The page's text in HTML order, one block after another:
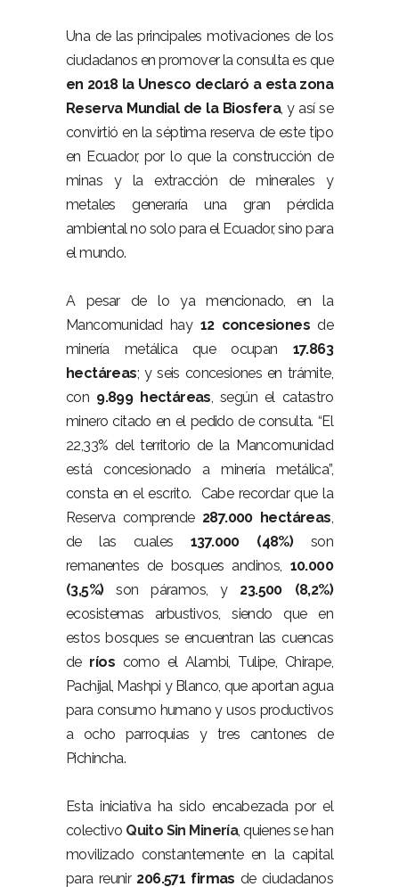
Una de las principales motivaciones de los
ciudadanos en promover la consulta es que
en 2018 la Unesco declaró a esta zona
Reserva Mundial de la Biosfera, y así se
convirtió en la séptima reserva de este tipo
en Ecuador, por lo que la construcción de
minas y la extracción de minerales y
metales generaría una gran pérdida
ambiental no solo para el Ecuador, sino para
el mundo.
A pesar de lo ya mencionado, en la
Mancomunidad hay 12 concesionesde
minería metálica que ocupan 17.863
hectáreas; y seis concesiones en trámite,
con 9.899 hectáreas, según el catastro
minero citado en el pedido de consulta. “El
22,33% del territorio de la Mancomunidad
está concesionado a minería metálica”,
consta en el escrito. Cabe recordar que la
Reserva comprende 287.000 hectáreas,
de las cuales 137.000 (48%)son
remanentes de bosques andinos, 10.000
(3,5%)son páramos, y 23.500 (8,2%)
ecosistemas arbustivos, siendo que en
estos bosques se encuentran las cuencas
de ríoscomo el Alambi, Tulipe, Chirape,
Pachijal, Mashpi y Blanco, que aportan agua
para consumo humano y usos productivos
a ocho parroquias y tres cantones de
Pichincha.
Esta iniciativa ha sido encabezada por el
colectivo Quito Sin Minería, quienes se han
movilizado constantemente en la capital
para reunir 206.571 firmas de ciudadanos